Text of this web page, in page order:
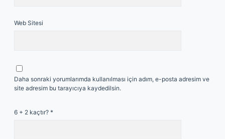
Web Sitesi
Daha sonraki yorumlarımda kullanılması için adım, e-posta adresim ve
site adresim bu tarayıcıya kaydedilsin.
6 + 2 kaçtır? *